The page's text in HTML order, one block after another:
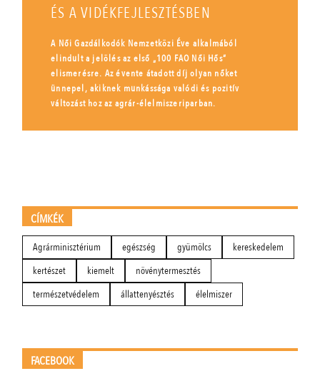
ÉS A VIDÉKFEJLESZTÉSBEN
A Női Gazdálkodók Nemzetközi Éve alkalmából
elindult a jelölés az első „100 FAO Női Hős”
elismerésre. Az évente átadott díj olyan nőket
ünnepel, akiknek munkássága valódi és pozitív
változást hoz az agrár-élelmiszeriparban.
CÍMKÉK
Agrárminisztérium egészség gyümölcs
kereskedelem
kertészet
kiemelt
növénytermesztés
természetvédelem
állattenyésztés élelmiszer
FACEBOOK